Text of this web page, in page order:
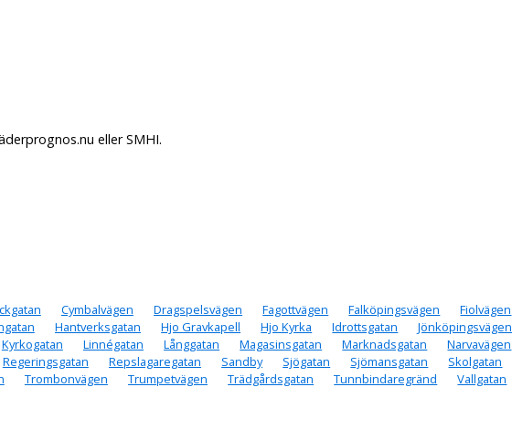
eller SMHI.
Cymbalvägen Dragspelsvägen Fagottvägen Falköpingsvägen Fiolvägen
Hantverksgatan Hjo Gravkapell Hjo Kyrka Idrottsgatan Jönköpingsvägen
Kyrkogatan Linnégatan Långgatan Magasinsgatan Marknadsgatan Narvavägen
Regeringsgatan Repslagaregatan Sandby Sjögatan Sjömansgatan Skolgatan
Trombonvägen Trumpetvägen Trädgårdsgatan Tunnbindaregränd Vallgatan